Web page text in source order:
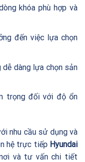
khóa phù hợp và
đến việc lựa chọn
dàng lựa chọn sản
trọng đối với độ ổn
nhu cầu sử dụng và
hệ trực tiếp Hyundai
và tư vấn chi tiết